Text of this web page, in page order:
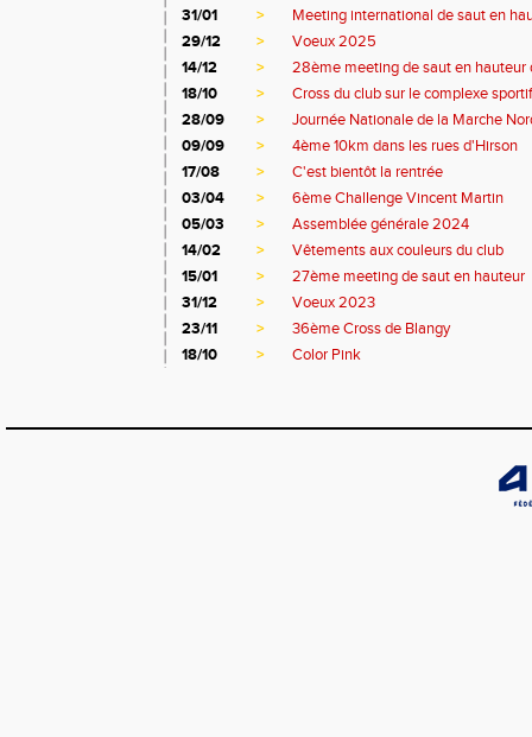
31/01
>
Meeting international de saut en
29/12
>
Voeux 2025
14/12
>
28ème meeting de saut en hauteur
18/10
>
Cross du club sur le complexe
28/09
>
Journée Nationale de la Marche
09/09
>
4ème 10km dans les rues d'Hirson
17/08
>
C'est bientôt la rentrée
03/04
>
6ème Challenge Vincent Martin
05/03
>
Assemblée générale 2024
14/02
>
Vêtements aux couleurs du club
15/01
>
27ème meeting de saut en hauteur
31/12
>
Voeux 2023
23/11
>
36ème Cross de Blangy
18/10
> Color Pink